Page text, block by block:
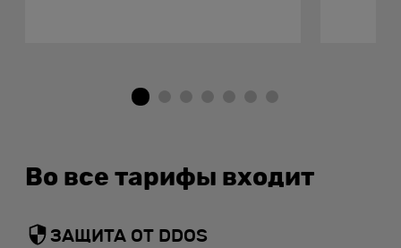
Во все тарифы входит
ЗАЩИТА ОТ DDOS